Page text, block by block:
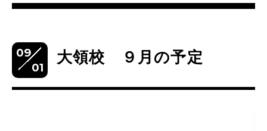
09
01
大領校 ９月の予定